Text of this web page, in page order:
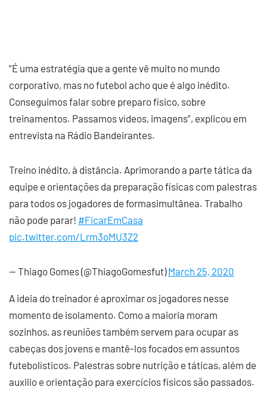
“É uma estratégia que a gente vê muito no mundo
corporativo, mas no futebol acho que é algo inédito.
Conseguimos falar sobre preparo físico, sobre
treinamentos. Passamos vídeos, imagens”, explicou em
entrevista na Rádio Bandeirantes.
Treino inédito, à distância. Aprimorando a parte tática da
equipe e orientações da preparação físicas com palestras
para todos os jogadores de formasimultânea. Trabalho
não pode parar! #FicarEmCasa
pic.twitter.com/Lrm3oMU3Z2
— Thiago Gomes (@ThiagoGomesfut)March 25, 2020
A ideia do treinador é aproximar os jogadores nesse
momento de isolamento. Como a maioria moram
sozinhos, as reuniões também servem para ocupar as
cabeças dos jovens e mantê-los focados em assuntos
futebolísticos. Palestras sobre nutrição e táticas, além de
auxilio e orientação para exercícios físicos são passados.